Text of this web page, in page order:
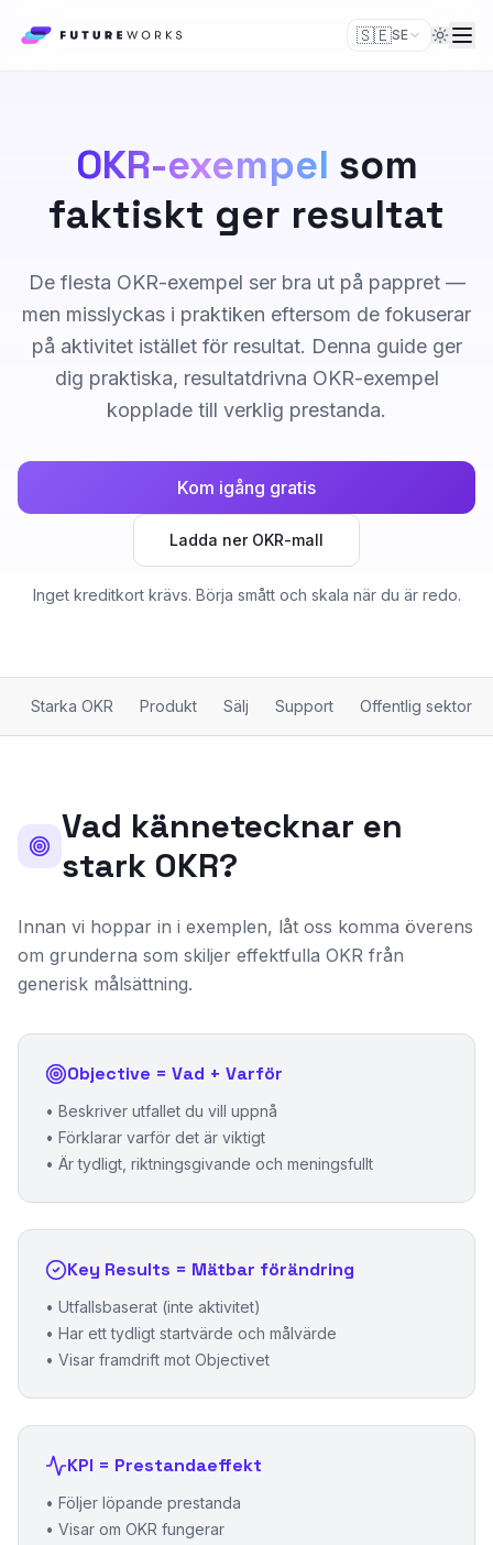
🇸🇪SE
OKR-exempel som
faktiskt ger resultat
De flesta OKR-exempel ser bra ut på pappret —
men misslyckas i praktiken eftersom de fokuserar
på aktivitet istället för resultat. Denna guide ger
dig praktiska, resultatdrivna OKR-exempel
kopplade till verklig prestanda.
Kom igång gratis
Ladda ner OKR-mall
Inget kreditkort krävs. Börja smått och skala när du är redo.
Starka OKR Produkt Sälj Support Offentlig sektor
Vad kännetecknar en
stark OKR?
Innan vi hoppar in i exemplen, låt oss komma överens
om grunderna som skiljer effektfulla OKR från
generisk målsättning.
Objective = Vad + Varför
• Beskriver utfallet du vill uppnå
• Förklarar varför det är viktigt
• Är tydligt, riktningsgivande och meningsfullt
Key Results = Mätbar förändring
• Utfallsbaserat (inte aktivitet)
• Har ett tydligt startvärde och målvärde
• Visar framdrift mot Objectivet
KPI = Prestandaeffekt
• Följer löpande prestanda
• Visar om OKR fungerar